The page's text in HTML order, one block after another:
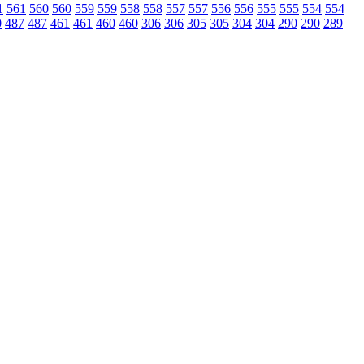
561 560 560 559 559 558 558 557 557 556 556 555 555 554 554
487 487 461 461 460 460 306 306 305 305 304 304 290 290 289